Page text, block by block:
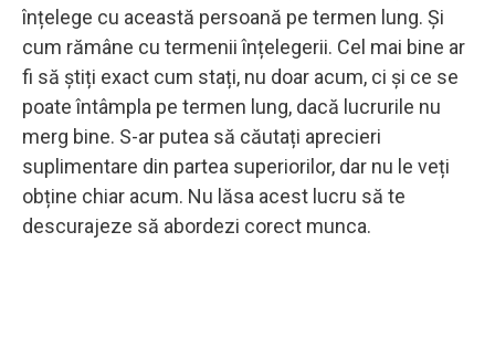
înțelege cu această persoană pe termen lung. Și
cum rămâne cu termenii înțelegerii. Cel mai bine ar
fi să știți exact cum stați, nu doar acum, ci și ce se
poate întâmpla pe termen lung, dacă lucrurile nu
merg bine. S-ar putea să căutați aprecieri
suplimentare din partea superiorilor, dar nu le veți
obține chiar acum. Nu lăsa acest lucru să te
descurajeze să abordezi corect munca.